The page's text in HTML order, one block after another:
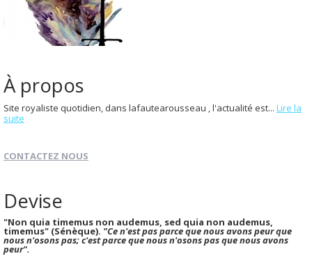
À propos
Site royaliste quotidien, dans lafautearousseau , l'actualité est... Lire la
suite
CONTACTEZ NOUS
Devise
"Non quia timemus non audemus, sed quia non audemus,
timemus" (Sénèque). "Ce n'est pas parce que nous avons peur que
nous n'osons pas; c'est parce que nous n'osons pas que nous avons
peur".